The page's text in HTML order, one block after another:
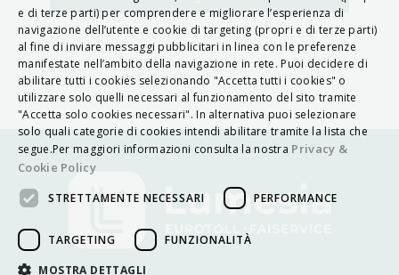
ENGLISH
FRENCH
HUNGARIAN
DEUTSCH
POLSKI
PORTUGUÊS
e di terze parti) per comprendere e migliorare l’esperienza di
navigazione dell’utente e cookie di targeting (propri e di terze parti)
al fine di inviare messaggi pubblicitari in linea con le preferenze
manifestate nell’ambito della navigazione in rete. Puoi decidere di
abilitare tutti i cookies selezionando "Accetta tutti i cookies" o
utilizzare solo quelli necessari al funzionamento del sito tramite
"Accetta solo cookies necessari". In alternativa puoi selezionare
solo quali categorie di cookies intendi abilitare tramite la lista che
segue.Per maggiori informazioni consulta la nostra Privacy &
Cookie Policy
STRETTAMENTE NECESSARI PERFORMANCE
TARGETING FUNZIONALITÀ
MOSTRA DETTAGLI